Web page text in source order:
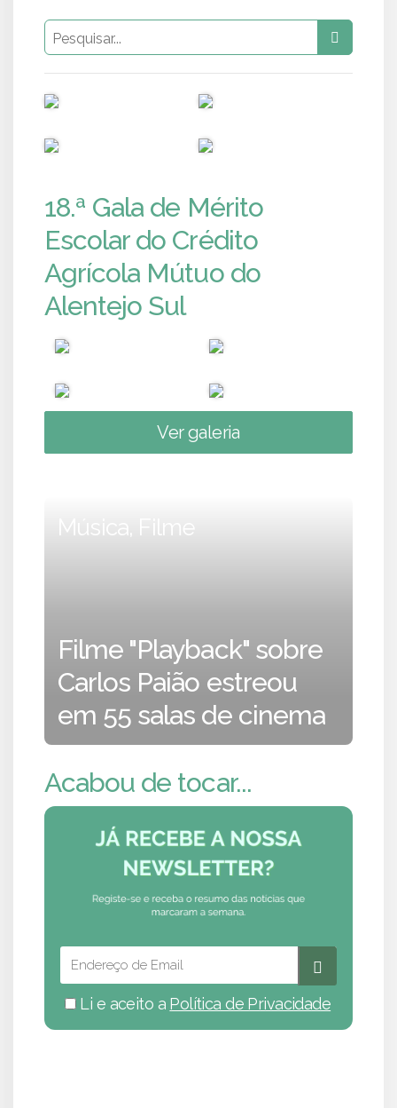
18.ª Gala de Mérito
Escolar do Crédito
Agrícola Mútuo do
Alentejo Sul
Ver galeria
Música, Filme
Filme "Playback" sobre
Carlos Paião estreou
em 55 salas de cinema
Acabou de tocar...
Li e aceito a Política de Privacidade